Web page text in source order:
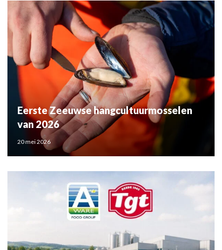
Eerste Zeeuwse hangcultuurmosselen
van 2026
20 mei 2026